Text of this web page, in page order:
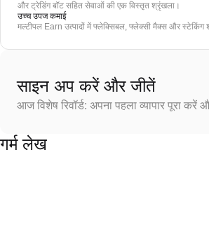
और ट्रेडिंग बॉट सहित सेवाओं की एक विस्तृत श्रृंखला।
उच्च उपज कमाई
मल्टीपल Earn उत्पादों में फ्लेक्सिबल, फ्लेक्सी मैक्स और स्टेकिंग
साइन अप करें और जीतें
आज विशेष रिवॉर्ड: अपना पहला व्यापार पूरा
गर्म लेख